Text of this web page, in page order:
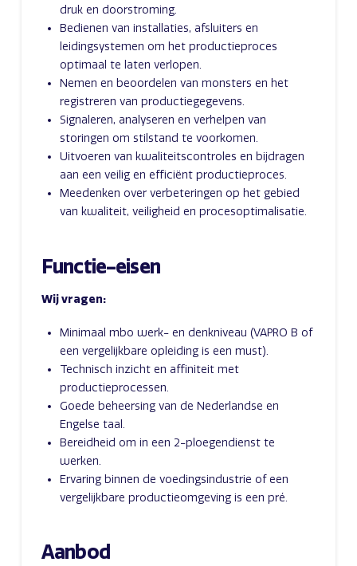
druk en doorstroming.
Bedienen van installaties, afsluiters en
leidingsystemen om het productieproces
optimaal te laten verlopen.
Nemen en beoordelen van monsters en het
registreren van productiegegevens.
Signaleren, analyseren en verhelpen van
storingen om stilstand te voorkomen.
Uitvoeren van kwaliteitscontroles en bijdragen
aan een veilig en efficiënt productieproces.
Meedenken over verbeteringen op het gebied
van kwaliteit, veiligheid en procesoptimalisatie.
Functie-eisen
Wij vragen:
Minimaal mbo werk- en denkniveau (VAPRO B of
een vergelijkbare opleiding is een must).
Technisch inzicht en affiniteit met
productieprocessen.
Goede beheersing van de Nederlandse en
Engelse taal.
Bereidheid om in een 2-ploegendienst te
werken.
Ervaring binnen de voedingsindustrie of een
vergelijkbare productieomgeving is een pré.
Aanbod